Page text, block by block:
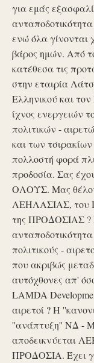
για εμάς
ενώ όλα γίνονται
βάρος ημών. Από
κατέθεσα τις
στην εταιρία
Ελληνικού και
ίχνος ενεργειών
πολιτικών -
και των
πολλοστή φορά
προδοσία. Σας
ΟΛΟΥΣ. Μας
ΛΕΗΛΑΣΙΑΣ, του
της ΠΡΟΔΟΣΙΑΣ ?
πολιτικούς -
που ακριβώς
αυτόχθονες απ'
LAMDA
αιρετοί ? Η
''ανάπτυξη'' ΝΔ -
αποδεικνύεται
ΠΡΟΔΟΣΙΑ. Έχει